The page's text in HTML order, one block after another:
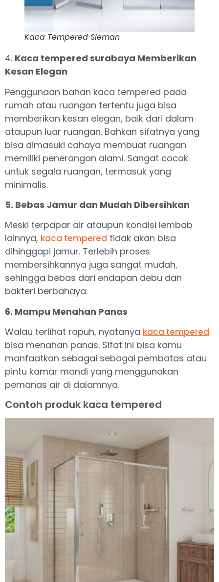
Kaca Tempered Sleman
4. Kaca tempered surabaya Memberikan
Kesan Elegan
Penggunaan bahan kaca tempered pada
rumah atau ruangan tertentu juga bisa
memberikan kesan elegan, baik dari dalam
ataupun luar ruangan. Bahkan sifatnya yang
bisa dimasuki cahaya membuat ruangan
memiliki penerangan alami. Sangat cocok
untuk segala ruangan, termasuk yang
minimalis.
5. Bebas Jamur dan Mudah Dibersihkan
Meski terpapar air ataupun kondisi lembab
lainnya, kaca tempered tidak akan bisa
dihinggapi jamur. Terlebih proses
membersihkannya juga sangat mudah,
sehingga bebas dari endapan debu dan
bakteri berbahaya.
6. Mampu Menahan Panas
Walau terlihat rapuh, nyatanya kaca tempered
bisa menahan panas. Sifat ini bisa kamu
manfaatkan sebagai sebagai pembatas atau
pintu kamar mandi yang menggunakan
pemanas air di dalamnya.
Contoh produk kaca tempered